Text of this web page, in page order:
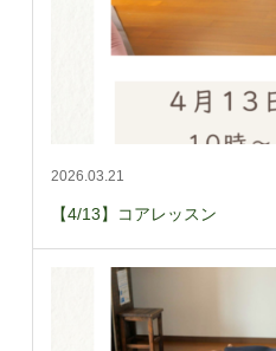
2026.03.21
【4/13】コアレッスン